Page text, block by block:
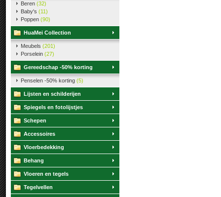
Beren (32)
Baby's (11)
Poppen (90)
HuaMei Collection
Meubels (201)
Porselein (27)
Gereedschap -50% korting
Penselen -50% korting (5)
Lijsten en schilderijen
Spiegels en fotolijstjes
Schepen
Accessoires
Vloerbedekking
Behang
Vloeren en tegels
Tegelvellen